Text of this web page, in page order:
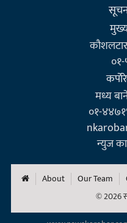
मध्य
०१-
न्युज
About Our Team
© 2026